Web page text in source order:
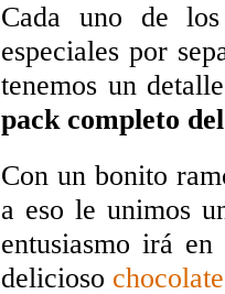
Cada uno de
especiales por
tenemos un
pack completo
Con un bonito
a eso le unimos
entusiasmo irá
delicioso chocolate